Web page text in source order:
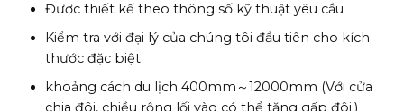
Được thiết kế theo thông số kỹ thuật yêu cầu
Kiểm tra với đại lý của chúng tôi đầu tiên cho kích
thước đặc biệt.
khoảng cách du lịch 400mm～12000mm (Với cửa
chia đôi, chiều rộng lối vào có thể tăng gấp đôi.)